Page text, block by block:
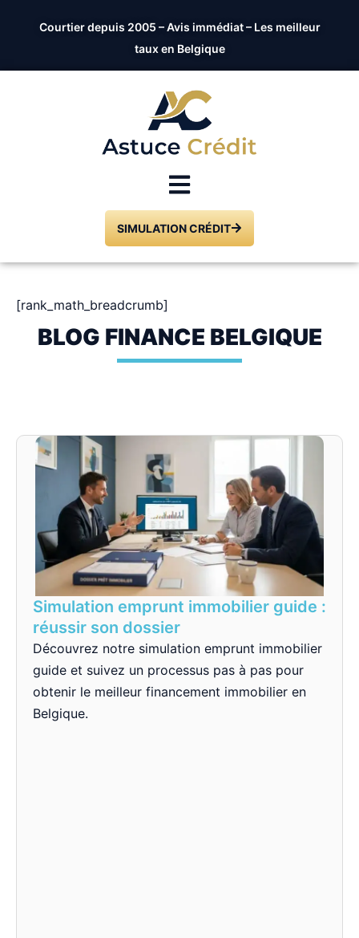
Courtier depuis 2005 – Avis immédiat – Les meilleur
taux en Belgique
SIMULATION CRÉDIT
[rank_math_breadcrumb]
BLOG FINANCE BELGIQUE
Simulation emprunt immobilier guide :
réussir son dossier
Découvrez notre simulation emprunt immobilier
guide et suivez un processus pas à pas pour
obtenir le meilleur financement immobilier en
Belgique.